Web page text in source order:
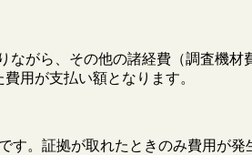
がら、その他の諸経費（調査機
用が支払い額となります。
す。証拠が取れたときのみ費用が